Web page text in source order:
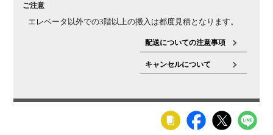
ご注意
エレベータ以外での3階以上の搬入は都度見積となります。
配送についての注意事項
キャンセルについて